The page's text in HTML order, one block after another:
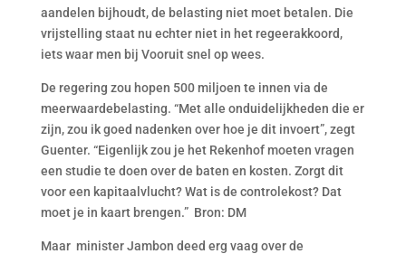
aandelen bijhoudt, de belasting niet moet betalen. Die
vrijstelling staat nu echter niet in het regeerakkoord,
iets waar men bij Vooruit snel op wees.
De regering zou hopen 500 miljoen te innen via de
meerwaardebelasting. “Met alle onduidelijkheden die er
zijn, zou ik goed nadenken over hoe je dit invoert”, zegt
Guenter. “Eigenlijk zou je het Rekenhof moeten vragen
een studie te doen over de baten en kosten. Zorgt dit
voor een kapitaalvlucht? Wat is de controlekost? Dat
moet je in kaart brengen.” Bron: DM
Maar minister Jambon deed erg vaag over de